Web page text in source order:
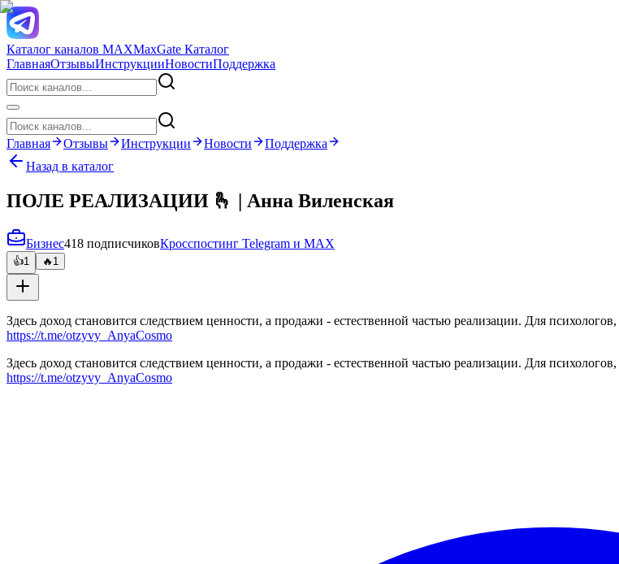
Каталог каналов MAXMaxGate Каталог
ГлавнаяОтзывыИнструкцииНовостиПоддержка
Главная Отзывы Инструкции Новости
Поддержка
Назад в каталог
ПОЛЕ РЕАЛИЗАЦИИ 🫰 | Анна Виленская
Бизнес418 подписчиковКросспостинг Telegram и MAX
👍1 🔥 1
Здесь доход становится следствием ценности, а продажи - естественной частью реализации. Для
https://t.me/otzyvy_AnyaCosmo
Здесь доход становится следствием ценности, а продажи - естественной частью реализации. Для
https://t.me/otzyvy_AnyaCosmo